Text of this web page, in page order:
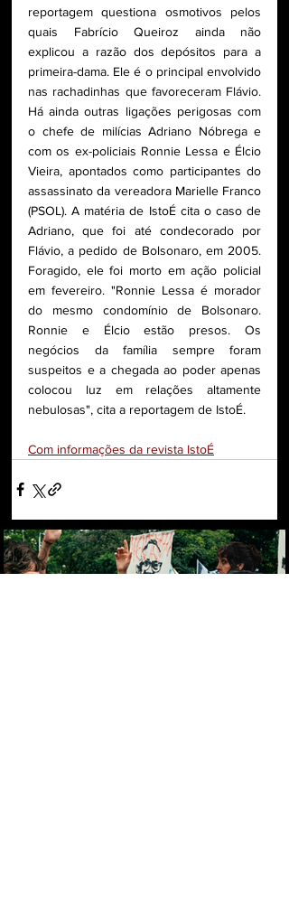
reportagem questiona osmotivos pelos
quais Fabrício Queiroz ainda não
explicou a razão dos depósitos para a
primeira-dama. Ele é o principal envolvido
nas rachadinhas que favoreceram Flávio.
Há ainda outras ligações perigosas com
o chefe de milícias Adriano Nóbrega e
com os ex-policiais Ronnie Lessa e Élcio
Vieira, apontados como participantes do
assassinato da vereadora Marielle Franco
(PSOL). A matéria de IstoÉ cita o caso de
Adriano, que foi até condecorado por
Flávio, a pedido de Bolsonaro, em 2005.
Foragido, ele foi morto em ação policial
em fevereiro. "Ronnie Lessa é morador
do mesmo condomínio de Bolsonaro.
Ronnie e Élcio estão presos. Os
negócios da família sempre foram
suspeitos e a chegada ao poder apenas
colocou luz em relações altamente
nebulosas", cita a reportagem de IstoÉ.
Com informações da revista IstoÉ